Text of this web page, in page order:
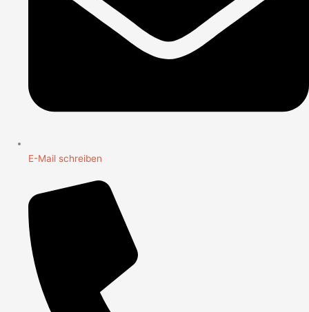
E-Mail schreiben